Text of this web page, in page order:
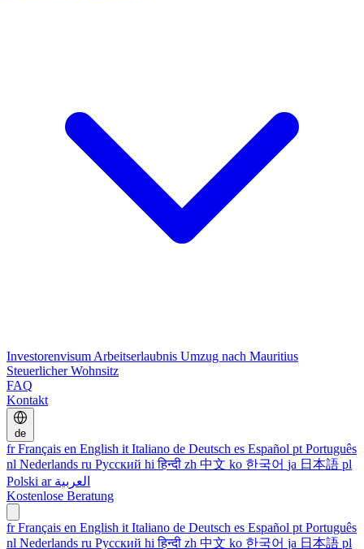
Investorenvisum Arbeitserlaubnis Umzug nach Mauritius
Steuerlicher Wohnsitz
FAQ
Kontakt
de
frFrançais en English it Italiano de Deutsch es Español pt Português
nl Nederlands ru Русский hi हिन्दी zh 中文 ko 한국어 ja 日本語 pl
Polski ar العربية
Kostenlose Beratung
frFrançais en English it Italiano de Deutsch es Español pt Português
nl Nederlands ru Русский hi हिन्दी zh 中文 ko 한국어 ja 日本語 pl